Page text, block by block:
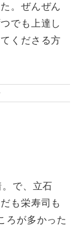
。ぜんぜん
でも上達し
くださる方
で、立石
も栄寿司も
ろが多かった